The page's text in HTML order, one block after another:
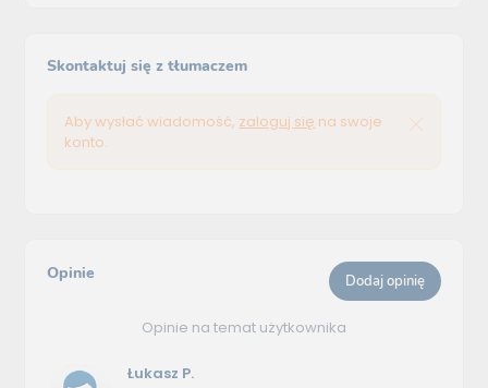
Skontaktuj się z tłumaczem
Aby wysłać wiadomość, zaloguj się na swoje
konto.
Opinie Dodaj opinię
Opinie na temat użytkownika
Łukasz P.